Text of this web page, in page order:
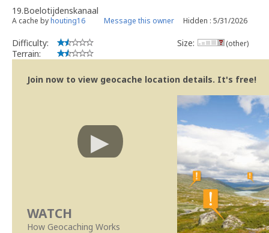
19.Boelotijdenskanaal
A cache byhouting16 Message this owner Hidden : 5/31/2026
Difficulty:
Terrain:
Size: (other)
Join now to view geocache location details. It's free!
WATCH
How Geocaching Works